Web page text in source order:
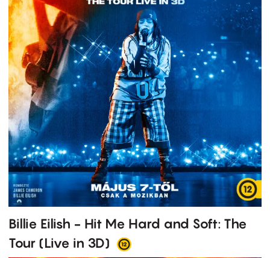
Billie Eilish - Hit Me Hard and Soft: The
Tour (Live in 3D)